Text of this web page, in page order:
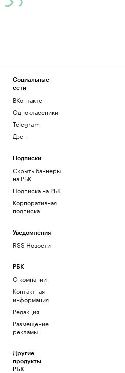
Социальные
сети
ВКонтакте
Одноклассники
Telegram
Дзен
Подписки
Скрыть баннеры
на РБК
Подписка на РБК
Корпоративная
подписка
Уведомления
RSS Новости
РБК
О компании
Контактная
информация
Редакция
Размещение
рекламы
Другие
продукты
РБК